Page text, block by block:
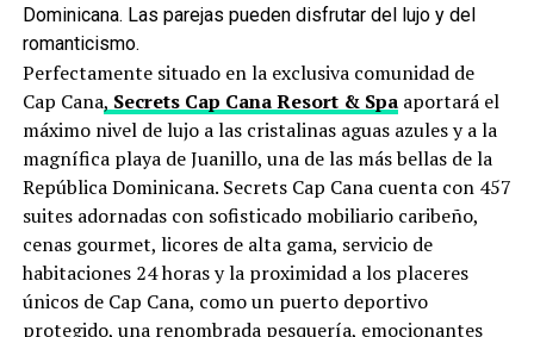
Dominicana. Las parejas pueden disfrutar del lujo y del
romanticismo.
Perfectamente situado en la exclusiva comunidad de
Cap Cana, Secrets Cap Cana Resort & Spaaportará el
máximo nivel de lujo a las cristalinas aguas azules y a la
magnífica playa de Juanillo, una de las más bellas de la
República Dominicana. Secrets Cap Cana cuenta con 457
suites adornadas con sofisticado mobiliario caribeño,
cenas gourmet, licores de alta gama, servicio de
habitaciones 24 horas y la proximidad a los placeres
únicos de Cap Cana, como un puerto deportivo
protegido, una renombrada pesquería, emocionantes